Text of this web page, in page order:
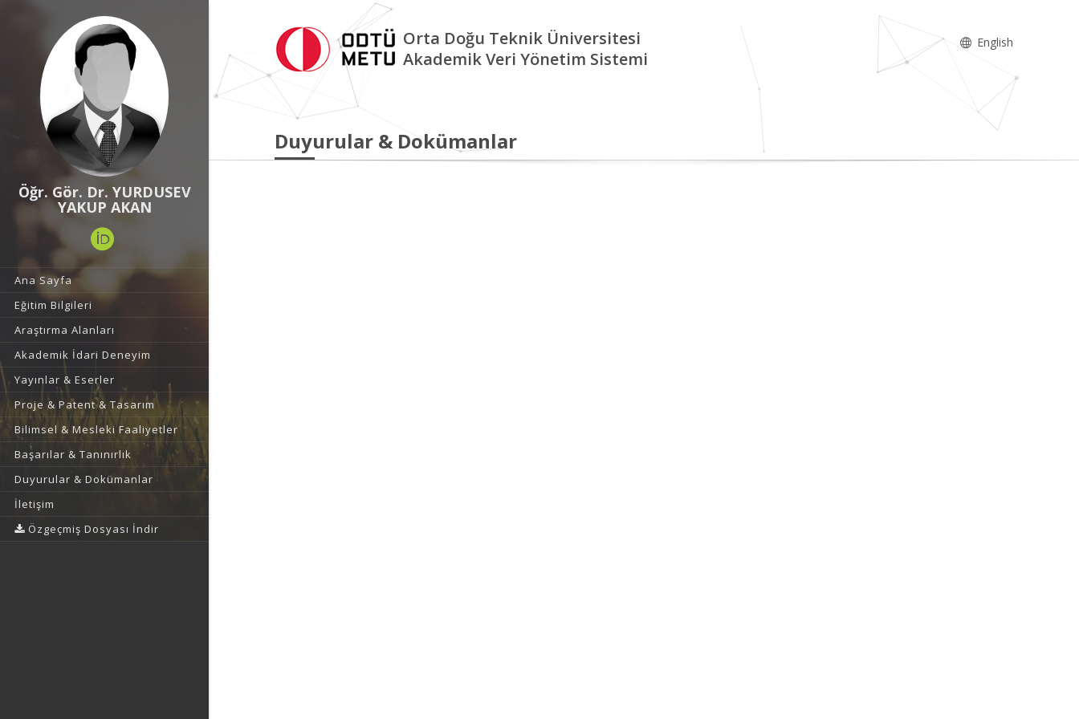
Öğr. Gör. Dr. YURDUSEV
YAKUP AKAN
Ana Sayfa
Eğitim Bilgileri
Araştırma Alanları
Akademik İdari Deneyim
Yayınlar & Eserler
Proje & Patent & Tasarım
Bilimsel & Mesleki Faaliyetler
Başarılar & Tanınırlık
Duyurular & Dokümanlar
İletişim
Özgeçmiş Dosyası İndir
Orta Doğu Teknik Üniversitesi
Akademik Veri Yönetim Sistemi
English
Duyurular & Dokümanlar